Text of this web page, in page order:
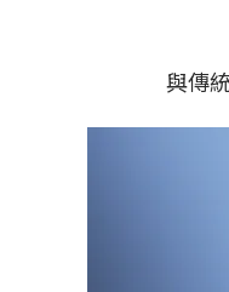
與傳